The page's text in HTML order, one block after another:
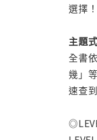
選擇！
主題
全書
幾」
速查